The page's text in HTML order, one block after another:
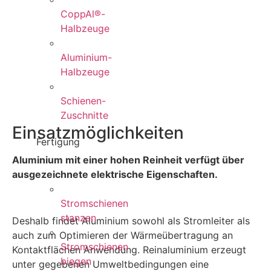
CoppAl®-
Halbzeuge
Aluminium-
Halbzeuge
Schienen-
Zuschnitte
Fertigung
Stromschienen
stanzen
Stromschienen
biegen
Einsatzmöglichkeiten
Aluminium mit einer hohen Reinheit verfügt über
ausgezeichnete elektrische Eigenschaften.
Deshalb findet Aluminium sowohl als Stromleiter als
auch zum Optimieren der Wärmeübertragung an
Kontaktflächen Anwendung. Reinaluminium erzeugt
unter gegebenen Umweltbedingungen eine